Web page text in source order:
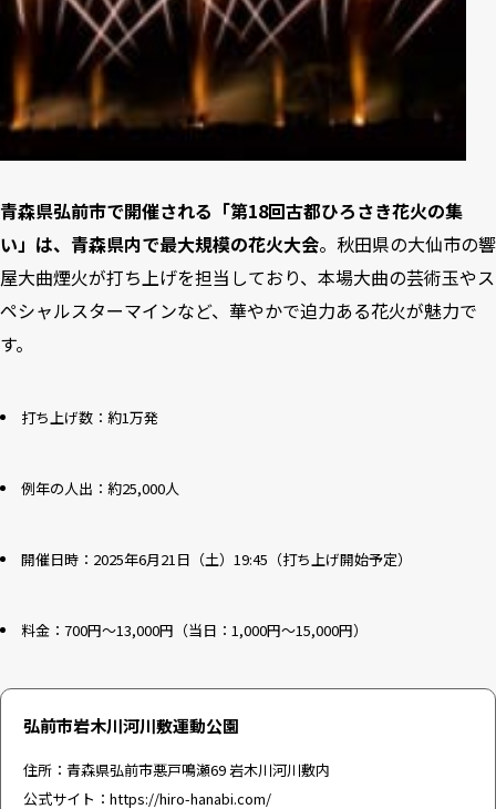
青森県弘前市で開催される「第18回古都ひろさき花火の集
い」は、青森県内で最大規模の花火大会。秋田県の大仙市の響
屋大曲煙火が打ち上げを担当しており、本場大曲の芸術玉やス
ペシャルスターマインなど、華やかで迫力ある花火が魅力で
す。
打ち上げ数：約1万発
例年の人出：約25,000人
開催日時：2025年6月21日（土）19:45（打ち上げ開始予定）
料金：700円～13,000円（当日：1,000円～15,000円）
弘前市岩木川河川敷運動公園
住所：青森県弘前市悪戸鳴瀬69 岩木川河川敷内
公式サイト： https://hiro-hanabi.com/